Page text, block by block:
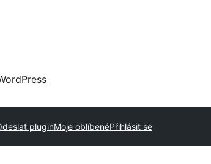
pluginMoje oblíbenéPřihlásit se